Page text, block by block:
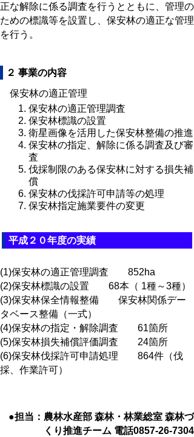
正な解除に係る調査を行うとともに、管理の
ための標識等を設置し、保安林の適正な管理
を行う。
２ 事業の内容
保安林の適正管理
保安林の適正管理調査
保安林標識の設置
衛星画像を活用した保安林整備の推進
保安林の指定、解除に係る調査及び審
査
伐採制限のある保安林に対する損失補
償
保安林の伐採許可申請等の処理
保安林指定施業要件の変更
平成２０年度の実績
(1)保安林の適正管理調査 852ha
(2)保安林標識の設置 68本（ 1種～3種）
(3)保安林保全情報整備 保安林関係デー
タベース整備（一式）
(4)保安林の指定・解除調査 61箇所
(5)保安林損失補償評価調査 24箇所
(6)保安林伐採許可申請処理 864件（伐
採、作業許可）
●担当：農林水産部 森林・林業総室 森林づ
くり推進チーム 電話0857-26-7304